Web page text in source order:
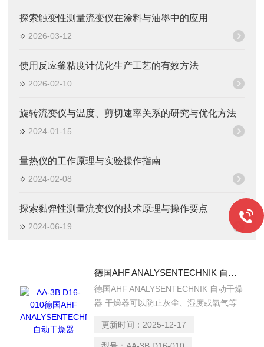
探索触变性测量流变仪在涂料与油墨中的应用
2026-03-12
使用反应釜粘度计优化生产工艺的有效方法
2026-02-10
旋转流变仪与温度、剪切速率关系的研究与优化方法
2024-01-15
量热仪的工作原理与实验操作指南
2024-02-08
探索黏弹性测量流变仪的技术原理与操作要点
2024-06-19
德国AHF ANALYSENTECHNIK 自动干燥器
德国AHF ANALYSENTECHNIK 自动干燥
器 干燥器可以防止灰尘、湿度或氧气等
输空气或湿度敏感的材料或洁净室制造的
更新时间： 2025-12-17